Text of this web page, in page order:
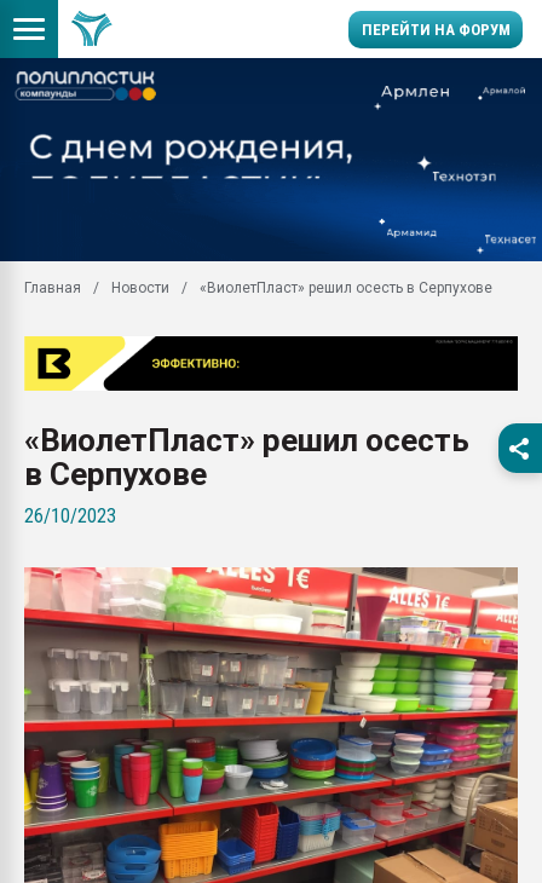
ПЕРЕЙТИ НА ФОРУМ
заводу пластмасс"
Помощь в подборе
Вакуум-формовочные
первый план в
бутылок
ПЕРЕЙТИ НА
Главная Новости «ВиолетПласт» решил осесть в Серпухове
«ВиолетПласт» решил осесть
в Серпухове
26/10/2023